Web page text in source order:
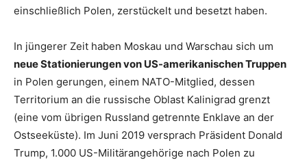
einschließlich Polen, zerstückelt und besetzt haben.
In jüngerer Zeit haben Moskau und Warschau sich um
neue Stationierungen von US-amerikanischen Truppen
in Polen gerungen, einem NATO-Mitglied, dessen
Territorium an die russische Oblast Kalinigrad grenzt
(eine vom übrigen Russland getrennte Enklave an der
Ostseeküste). Im Juni 2019 versprach Präsident Donald
Trump, 1.000 US-Militärangehörige nach Polen zu